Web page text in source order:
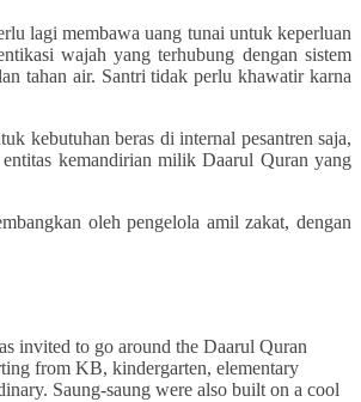
lagi membawa uang tunai untuk keperluan
wajah yang terhubung dengan sistem
tahan air. Santri tidak perlu khawatir karna
kebutuhan beras di internal pesantren saja,
kemandirian milik Daarul Quran yang
oleh pengelola amil zakat, dengan
invited to go around the Daarul Quran
from KB, kindergarten, elementary
Saung-saung were also built on a cool